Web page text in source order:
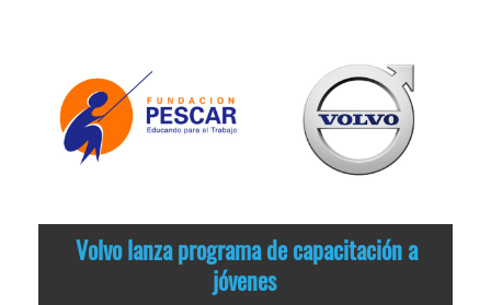
Volvo lanza programa de capacitación a
jóvenes